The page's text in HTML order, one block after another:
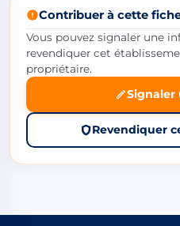
Contribuer à cette
Vous pouvez signaler une
revendiquer cet
propriétaire.
Signaler
Revendiquer